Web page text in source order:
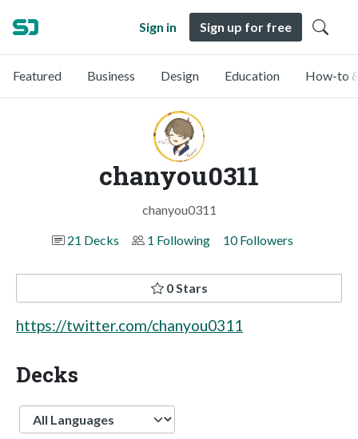
Sign in Sign up for free
Featured Business Design Education How-to
chanyou0311
chanyou0311
21 Decks
1 Following 10 Followers
0 Stars
https://twitter.com/chanyou0311
Decks
Language